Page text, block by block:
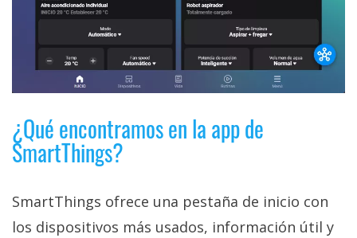
¿Qué encontramos en la app de
SmartThings?
SmartThings ofrece una pestaña de inicio con
los dispositivos más usados, información útil y